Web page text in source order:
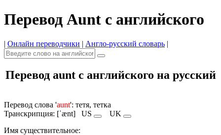
Перевод Aunt с английского
| Онлайн переводчики | Англо-русский словарь |
Перевод aunt с английского на русский
Перевод слова 'aunt': тетя, тетка
Транскрипция: [ˈænt] US
UK
Имя cуществительное: